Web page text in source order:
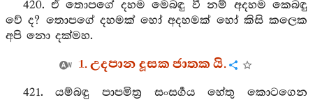
420. ඒ තොපගේ දහම මෙබඳු වී නම් අදහම කෙබඳු
වේ ද? තොපගේ දහමක් හෝ අදහමක් හෝ කිසි කලෙක
අපි නො දක්මහ.
1. උදපාන දූසක ජාතක යි.
421. යම්බඳු පාපමිත්‍ර සංසර්‍ගය හේතු කොටගෙන